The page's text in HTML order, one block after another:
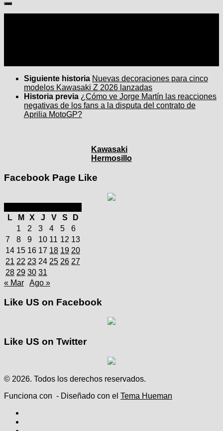
Siguiente historia Nuevas decoraciones para cinco
modelos Kawasaki Z 2026 lanzadas
Historia previa ¿Cómo ve Jorge Martín las reacciones
negativas de los fans a la disputa del contrato de
Aprilia MotoGP?
Kawasaki
Hermosillo
Facebook Page Like
L
M X J V S
D
1
2 3 4 5
6
7
8 9 10 11 12 13
14 15 16 17 18 19 20
21 22 23 24 25 26 27
28 29 30 31
« Mar
Ago »
Like US on Facebook
Like US on Twitter
© 2026. Todos los derechos reservados.
Funciona con - Diseñado con el Tema Hueman